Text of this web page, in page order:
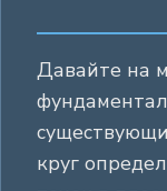
Давайте на
круг